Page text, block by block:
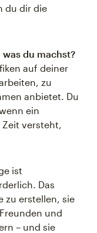
du dir die
was du machst?
auf deiner
zu
anbietet. Du
ein
versteht,
ist
Das
zu erstellen, sie
und
– und sie